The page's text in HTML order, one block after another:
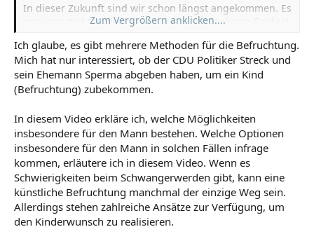
In dieser Zukunft sind wir schon längst angekommen. Es
mag uns nicht willkommen sein, aber mit dieser Realität
Zum Vergrößern anklicken....
Ich glaube, es gibt mehrere Methoden für die Befruchtung.
Mich hat nur interessiert, ob der CDU Politiker Streck und
sein Ehemann Sperma abgeben haben, um ein Kind
(Befruchtung) zubekommen.
In diesem Video erkläre ich, welche Möglichkeiten
insbesondere für den Mann bestehen. Welche Optionen
insbesondere für den Mann in solchen Fällen infrage
kommen, erläutere ich in diesem Video. Wenn es
Schwierigkeiten beim Schwangerwerden gibt, kann eine
künstliche Befruchtung manchmal der einzige Weg sein.
Allerdings stehen zahlreiche Ansätze zur Verfügung, um
den Kinderwunsch zu realisieren.